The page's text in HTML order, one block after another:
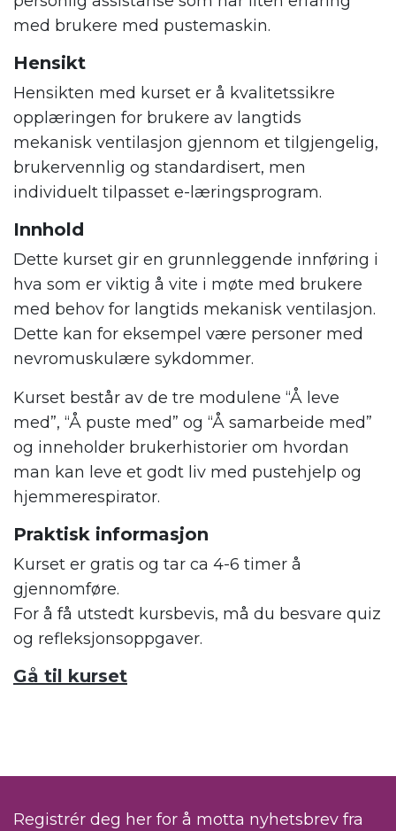
med brukere med pustemaskin.
Hensikt
Hensikten med kurset er å kvalitetssikre
opplæringen for brukere av langtids
mekanisk ventilasjon gjennom et tilgjengelig,
brukervennlig og standardisert, men
individuelt tilpasset e-læringsprogram.
Innhold
Dette kurset gir en grunnleggende innføring i
hva som er viktig å vite i møte med brukere
med behov for langtids mekanisk ventilasjon.
Dette kan for eksempel være personer med
nevromuskulære sykdommer.
Kurset består av de tre modulene “Å leve
med”, “Å puste med” og “Å samarbeide med”
og inneholder brukerhistorier om hvordan
man kan leve et godt liv med pustehjelp og
hjemmerespirator.
Praktisk informasjon
Kurset er gratis og tar ca 4-6 timer å
gjennomføre.
For å få utstedt kursbevis, må du besvare quiz
og refleksjonsoppgaver.
Gå til kurset
Registrér deg her for å motta nyhetsbrev fra